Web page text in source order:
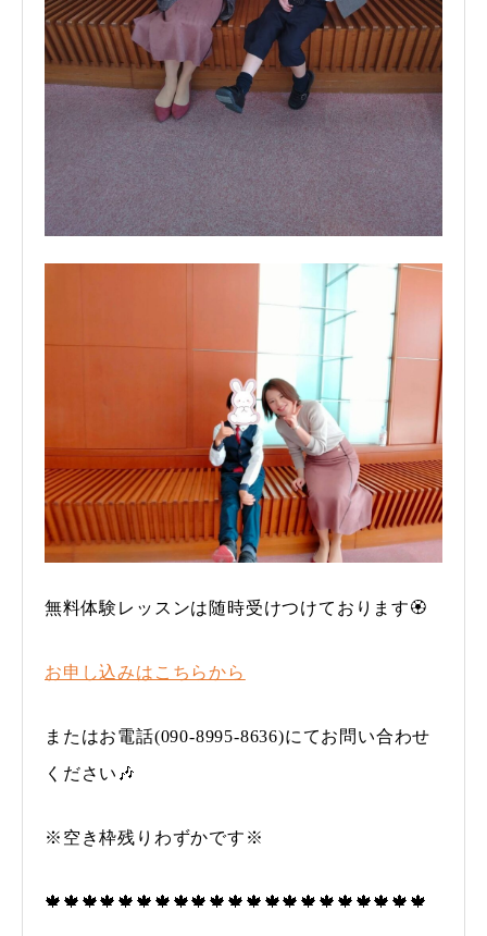
無料体験レッスンは随時受けつけております🏵
お申し込みはこちらから
またはお電話(090-8995-8636)にてお問い合わせ
ください🎶
※空き枠残りわずかです※
🍁🍁🍁🍁🍁🍁🍁🍁🍁🍁🍁🍁🍁🍁🍁🍁🍁🍁🍁🍁🍁